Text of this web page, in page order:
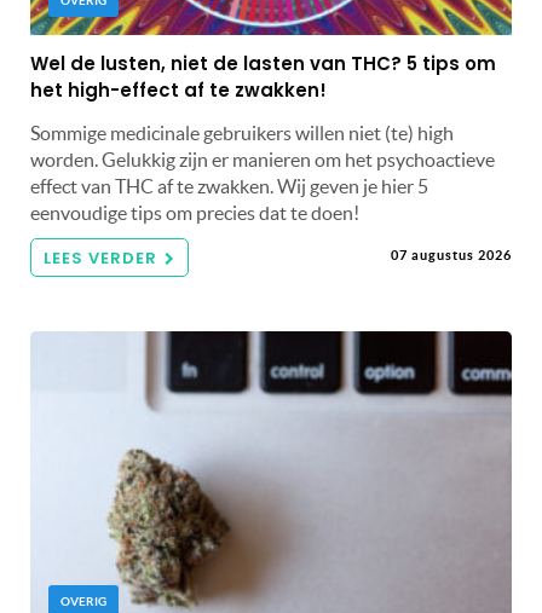
Wel de lusten, niet de lasten van THC? 5 tips om
het high-effect af te zwakken!
Sommige medicinale gebruikers willen niet (te) high
worden. Gelukkig zijn er manieren om het psychoactieve
effect van THC af te zwakken. Wij geven je hier 5
eenvoudige tips om precies dat te doen!
LEES VERDER 07 augustus 2026
OVERIG